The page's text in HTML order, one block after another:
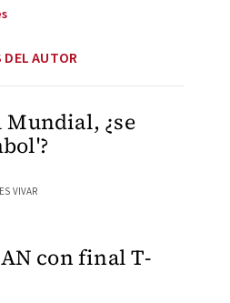
DEL AUTOR
¿se
VIVAR
con final T-